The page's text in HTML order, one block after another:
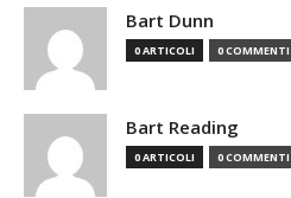
Bart Dunn
0 ARTICOLI 0 COMMENTI
Bart Reading
0 ARTICOLI 0 COMMENTI